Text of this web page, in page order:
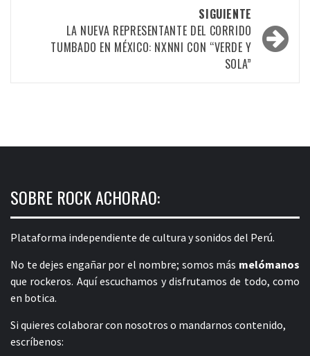
entradas
SIGUIENTE
LA NUEVA REPRESENTANTE DEL CORRIDO
TUMBADO EN MÉXICO: NXNNI CON “VERDE Y
SOLA”
SOBRE ROCK ACHORAO:
Plataforma independiente de cultura y sonidos del Perú.
No te dejes engañar por el nombre; somos más melómanos
que rockeros. Aquí escuchamos y disfrutamos de todo, como
en botica.
Si quieres colaborar con nosotros o mandarnos contenido,
escríbenos: